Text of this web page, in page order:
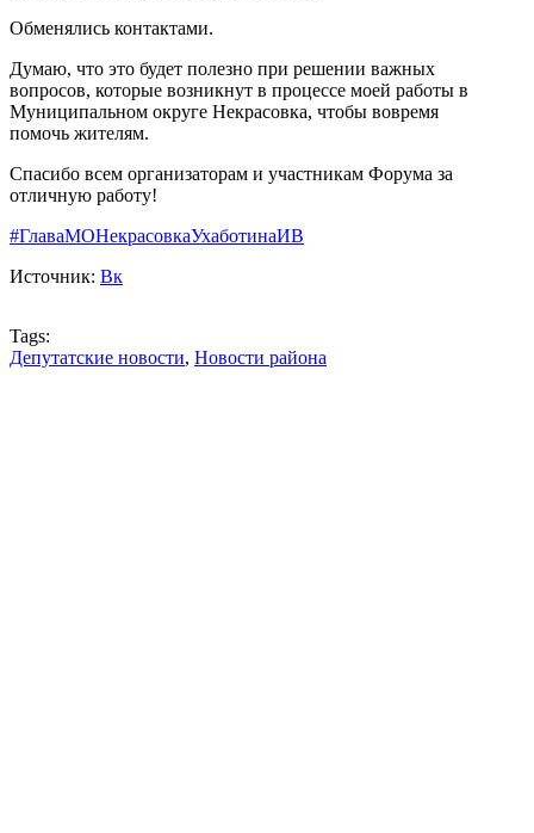
Обменялись контактами.
Думаю, что это будет полезно при решении важных
вопросов, которые возникнут в процессе моей работы в
Муниципальном округе Некрасовка, чтобы вовремя
помочь жителям.
Спасибо всем организаторам и участникам Форума за
отличную работу!
#ГлаваМОНекрасовкаУхаботинаИВ
Источник: Вк
Tags:
Депутатские новости, Новости района